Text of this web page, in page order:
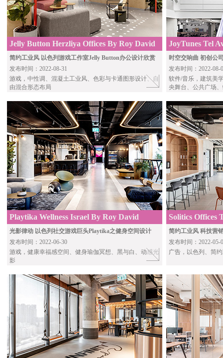
Jelly Button Herzliya Offices By Roy David
Architecture
简约工业风 以色列游戏工作室Jelly Button办公设计欣赏
发布时间：2022-08-31
游戏， 中性调、混凝土工业风、色彩与卡通图形设计、自
由混合形态布局
JoyTunes Tel
Architecture
时空交响曲 初创公
发布时间：2022-08-
软件/音乐 ，建筑美
央舞台、公共广场
Playtika Wellness Israel By Roy David
Architecture
光影律动 以色列社交游戏巨头Playtika之健身空间设计
发布时间：2022-06-30
游戏 ，健康幸福感空间、健身瑜伽冥想、黑与白、动感光
影
Solitics Offices
简约工业风 科技营
发布时间：2022-05-
广告 ，以色列、简